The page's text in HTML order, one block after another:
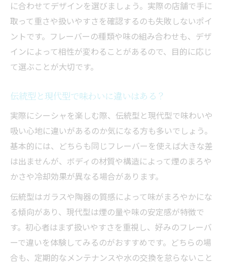
に合わせてデザインを選びましょう。実際の店舗で手に
取って重さや扱いやすさを確認するのも失敗しないポイ
ントです。フレーバーの種類や味の組み合わせも、デザ
インによって相性が変わることがあるので、目的に応じ
て選ぶことが大切です。
伝統型と現代型で味わいに違いはある？
実際にシーシャを楽しむ際、伝統型と現代型で味わいや
吸い心地に違いがあるのか気になる方も多いでしょう。
基本的には、どちらも同じフレーバーを使えば大きな差
は出ませんが、ボディの材質や構造によって煙のまろや
かさや冷却効果が異なる場合があります。
伝統型はガラスや陶器の質感によって味がまろやかにな
る傾向があり、現代型は煙の量や味の安定感が特徴で
す。初心者はまず扱いやすさを重視し、好みのフレーバ
ーで違いを体験してみるのがおすすめです。どちらの場
合も、定期的なメンテナンスや水の交換を怠らないこと